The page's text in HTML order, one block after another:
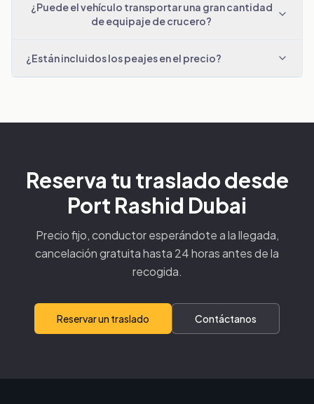
¿Puede el vehículo transportar una gran cantidad
de equipaje de crucero?
¿Están incluidos los peajes en el precio?
Reserva tu traslado desde
Port Rashid Dubai
Precio fijo, conductor esperándote a la llegada,
cancelación gratuita hasta 24 horas antes de la
recogida.
Reservar un traslado Contáctanos